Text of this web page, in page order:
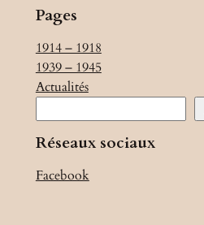
Pages
1914 – 1918
1939 – 1945
Actualités
e
c
e
Réseaux sociaux
Facebook